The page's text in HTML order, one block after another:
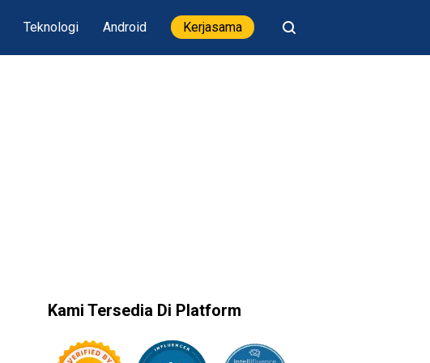
Teknologi Android Kerjasama
Kami Tersedia Di Platform